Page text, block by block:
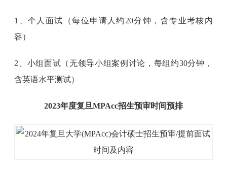
1、个人面试（每位申请人约20分钟，含专业考核内
容）
2、小组面试（无领导小组案例讨论，每组约30分钟，
含英语水平测试）
2023年度复旦MPAcc招生预审时间预排